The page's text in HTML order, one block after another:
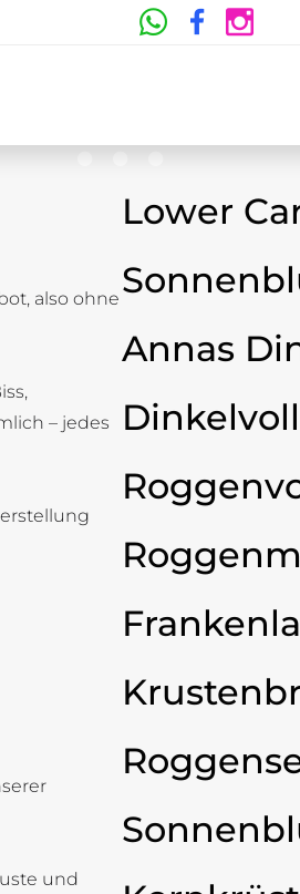
garantiert
also ohne
– jedes
Lower
Annas
und